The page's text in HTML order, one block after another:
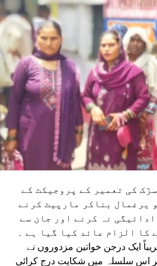
کی تعمیر کے پروجیکٹ کے
یرغمال بناکر مارپیٹ کرنے
نہ کرنے اور جان سے
کا الزام عائد کیا گیا ہے ۔
ایک درجن خواتین مزدوروں نے
کر اس سلسلہ میں شکایت درج کرائی